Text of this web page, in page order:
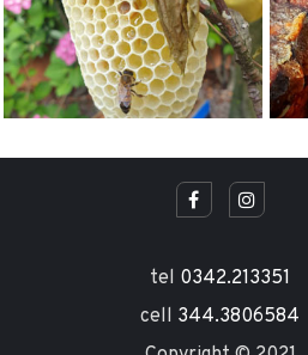
tel 0342.213351
cell 344.3806584